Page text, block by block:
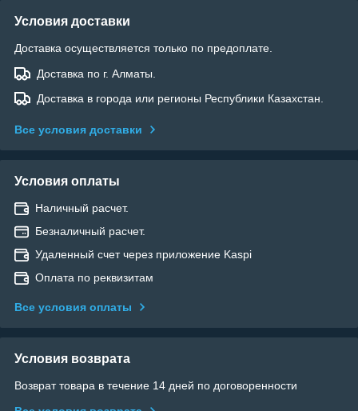
Условия доставки
Доставка осуществляется только по предоплате.
Доставка по г. Алматы.
Доставка в города или регионы Республики Казахстан.
Все условия доставки
Условия оплаты
Наличный расчет.
Безналичный расчет.
Удаленный счет через приложение Kaspi
Оплата по реквизитам
Все условия оплаты
Условия возврата
Возврат товара в течение 14 дней по договоренности